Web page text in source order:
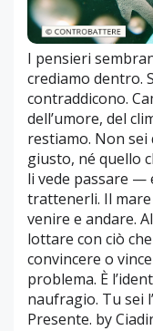
I pensieri
crediamo dentro.
contraddicono.
dell’umore, del
restiamo. Non
giusto, né quello
li vede passare —
trattenerli. Il mare
venire e andare.
lottare con ciò
convincere o
problema. È
naufragio. Tu sei
Presente. by